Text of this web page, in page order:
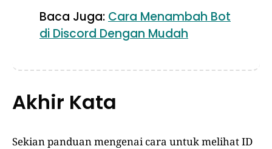
Baca Juga: Cara Menambah Bot
di Discord Dengan Mudah
Akhir Kata
Sekian panduan mengenai cara untuk melihat ID